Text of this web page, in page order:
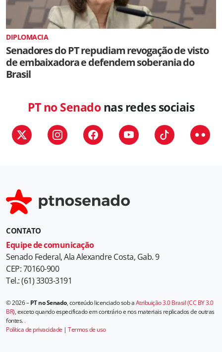
DIPLOMACIA
Senadores do PT repudiam revogação de visto
de embaixadora e defendem soberania do
Brasil
PT no Senadonas redes sociais
CONTATO
Equipe de comunicação
Senado Federal, Ala Alexandre Costa, Gab. 9
CEP: 70160-900
Tel.: (61) 3303-3191
© 2026 –PT no Senado, conteúdo licenciado sob aAtribuição 3.0 Brasil (CC BY 3.0
BR), exceto quando especificado em contrário e nos materiais replicados de outras
fontes..
Política de privacidade | Termos de uso